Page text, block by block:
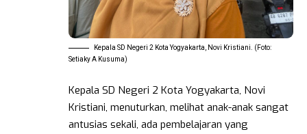
Kepala SD Negeri 2 Kota Yogyakarta, Novi Kristiani. (Foto:
Setiaky A Kusuma)
Kepala SD Negeri 2 Kota Yogyakarta, Novi
Kristiani, menuturkan, melihat anak-anak sangat
antusias sekali, ada pembelajaran yang